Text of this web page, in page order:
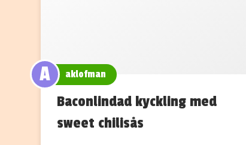
A aklofman
Baconlindad kyckling med
sweet chilisås